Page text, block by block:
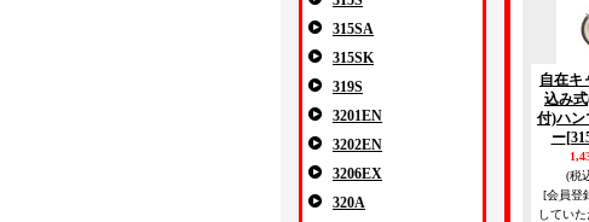
315SA
315SK
319S
3201EN
3202EN
3206EX
320A
自在キ
込み
付)ハン
ー
(税
[会員登
してい